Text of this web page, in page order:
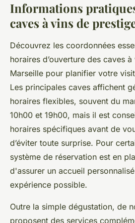
Informations
caves à vins de
Découvrez les coordonnées
horaires d’ouverture des caves
Marseille pour planifier votre
Les principales caves affichent
horaires flexibles, souvent du
10h00 et 19h00, mais il est
horaires spécifiques avant de
d’éviter toute surprise. Pour
système de réservation est en
d'assurer un accueil
expérience possible.
Outre la simple dégustation, de
proposent des services